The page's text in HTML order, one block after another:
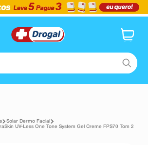
Solar Dermo Facial
UV-Less One Tone System Gel Creme FPS70 Tom 2